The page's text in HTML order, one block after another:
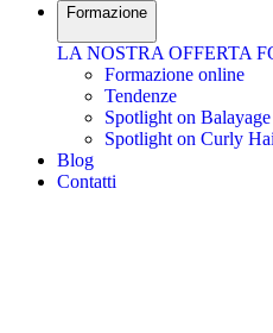
Formazione
LA NOSTRA OFFERTA
Formazione online
Tendenze
Spotlight on Balayage
Spotlight on Curly
Blog
Contatti